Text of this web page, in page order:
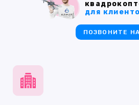
для
ПОЗВОНИТЕ